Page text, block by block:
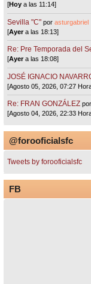
[Hoy a las 11:14]
Sevilla "C"porasturgabriel
[Ayera las 18:13]
Re: Pre Temporada del
[Ayera las 18:08]
JOSÉ IGNACIO
[Agosto 05, 2026, 07:27
Re: FRAN GONZÁLEZ
[Agosto 04, 2026, 22:33
@forooficialsfc
Tweets by forooficialsfc
FB